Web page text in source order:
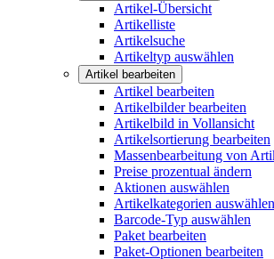
Artikel-Übersicht
Artikelliste
Artikelsuche
Artikeltyp auswählen
Artikel bearbeiten
Artikel bearbeiten
Artikelbilder bearbeiten
Artikelbild in Vollansicht
Artikelsortierung bearbeiten
Massenbearbeitung von
Preise prozentual ändern
Aktionen auswählen
Artikelkategorien auswählen
Barcode-Typ auswählen
Paket bearbeiten
Paket-Optionen bearbeiten